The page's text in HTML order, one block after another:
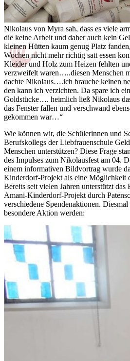
Nikolaus von Myra sah, dass es viele
die keine Arbeit und daher auch kein
kleinen Hütten kaum genug Platz
Wochen nicht mehr richtig satt essen
Kleider und Holz zum Heizen fehlten
verzweifelt waren…..diesen Menschen
dachte Nikolaus….ich brauche keinen
den kann ich verzichten. Da spare ich
Goldstücke…. heimlich ließ Nikolaus
das Fenster fallen und verschwand
gekommen war…“
Wie können wir, die Schülerinnen und
Berufskollegs der Liebfrauenschule
Menschen unterstützen? Diese Frage
des Impulses zum Nikolausfest am 04.
einem informativen Bildvortrag wurde
Kinderdorf-Projekt als eine Möglichkeit
Bereits seit vielen Jahren unterstützt das
Amani-Kinderdorf-Projekt durch
verschiedene Spendenaktionen. Diesmal
besondere Aktion werden: